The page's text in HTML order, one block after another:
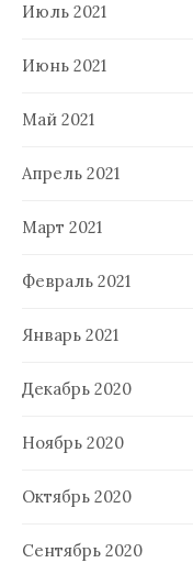
Июль 2021
Июнь 2021
Май 2021
Апрель 2021
Март 2021
Февраль 2021
Январь 2021
Декабрь 2020
Ноябрь 2020
Октябрь 2020
Сентябрь 2020